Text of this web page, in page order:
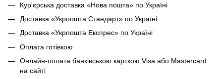
Кур'єрська доставка «Нова пошта» по Україні
Доставка «Укрпошта Стандарт» по Україні
Доставка «Укрпошта Експрес» по Україні
Оплата готівкою
Онлайн-оплата банківською карткою Visa або Mastercard
на сайті